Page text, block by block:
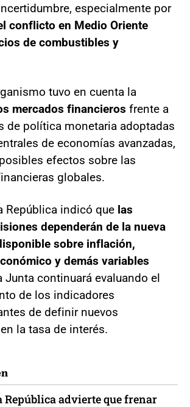
especialmente por
conflicto en Medio Oriente
de combustibles y
tuvo en cuenta la
mercados financieros frente a
de política monetaria adoptadas
de economías avanzadas,
efectos sobre las
globales.
República indicó que las
dependerán de la nueva
sobre inflación,
y demás variables
Junta continuará evaluando el
de los indicadores
de definir nuevos
la tasa de interés.
República advierte que frenar